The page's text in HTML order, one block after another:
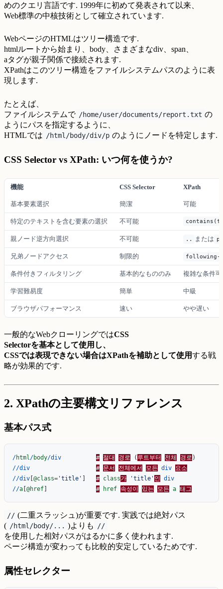
めのクエリ言語です. 1999年に初めて発表されて以来、
Web標準の中核技術として確立されています.
WebページのHTMLはツリー構造です.
htmlルートから始まり、body、さまざまなdiv、span、
aタグが親子関係で接続されます.
XPathはこのツリー構造をファイルシステムパスのように表
現します.
たとえば、
ファイルシステムで /home/user/documents/report.txt の
ようにパスを指定するように、
HTMLでは /html/body/div/p のようにノードを特定します.
CSS Selector vs XPath: いつ何を使うか?
機能 CSS Selector XPath
基本要素選択 簡潔 可能
特定のテキストを含む要素の選択 不可能
親ノード逆方向選択 不可能 .. または
兄弟ノードアクセス 制限的
条件付きフィルタリング 基本的なもののみ 複雑な条件
学習難易度 簡単 中級
ブラウザパフォーマンス 速い やや遅い
一般的なWebクローリングではCSS
Selectorを基本として使用し、
CSSでは表現できない場合はXPathを補助として使用する戦
略が効果的です.
2. XPathの主要構文リファレンス
基本パス式
/html /body/div # 절대 경로 ( 루트부터 전체 경로 )
//div # 문서 전체에서 모든 div
요소
//div [@class= 'title' ] # class가 'title' 인 div
//a [@href] # href 속성이 있는 모든 a 태그
// (二重スラッシュ)が重要です. 実践では絶対パス
( /html/body/... )よりも //
を使用した相対パスがはるかに多く使われます.
ページ構造が変わっても比較的安定しているためです.
属性セレクター